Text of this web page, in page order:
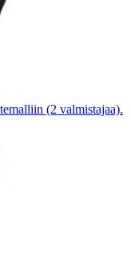
(2 valmistajaa).